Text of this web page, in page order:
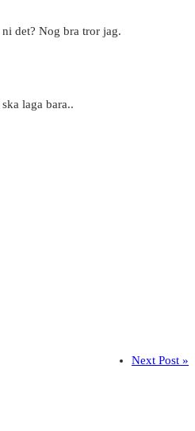
det? Nog bra tror jag.
laga bara..
Next Post »